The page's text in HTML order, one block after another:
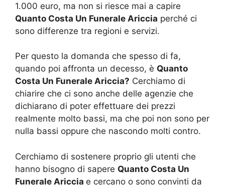
1.000 euro, ma non si riesce mai a capire
Quanto Costa Un Funerale Ariccia perché ci
sono differenze tra regioni e servizi.
Per questo la domanda che spesso di fa,
quando poi affronta un decesso, è Quanto
Costa Un Funerale Ariccia? Cerchiamo di
chiarire che ci sono anche delle agenzie che
dichiarano di poter effettuare dei prezzi
realmente molto bassi, ma che poi non sono per
nulla bassi oppure che nascondo molti contro.
Cerchiamo di sostenere proprio gli utenti che
hanno bisogno di sapere Quanto Costa Un
Funerale Ariccia e cercano o sono convinti da